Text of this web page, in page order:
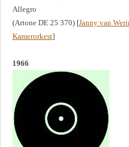
Allegro
(Artone DE 25 370) [Janny van
Kamerorkest]
1966